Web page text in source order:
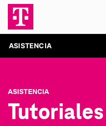
ASISTENCIA
ASISTENCIA
Tutoriales